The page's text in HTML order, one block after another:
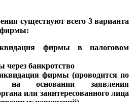
существуют всего 3 варианта
фирмы:
фирмы
в налоговом
банкротство
фирмы (проводится по
основании заявления
или заинтересованного лица